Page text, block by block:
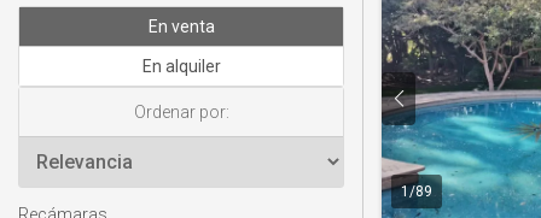
1/89
En venta
En alquiler
Ordenar por: